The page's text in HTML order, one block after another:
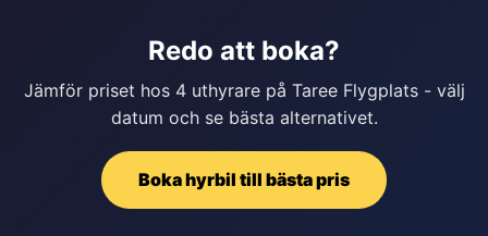
Redo att boka?
Jämför priset hos 4 uthyrare på Taree Flygplats - välj
datum och se bästa alternativet.
Boka hyrbil till bästa pris